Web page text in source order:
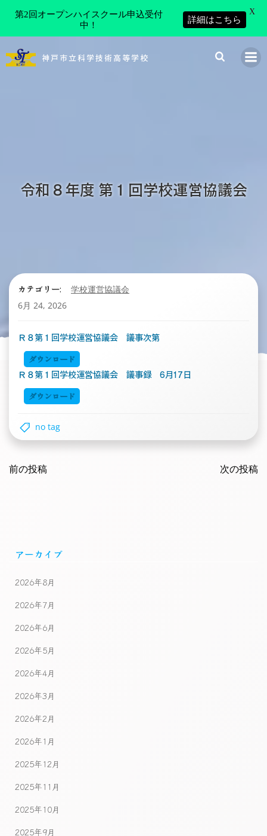
ン
神戸市立科学技術高等学校
令和８年度 第１回学校運営協議会
カテゴリー:
学校運営協議会
6月 24, 2026
Ｒ８第１回学校運営協議会 議事次第
ダウンロード
Ｒ８第１回学校運営協議会 議事録 6月17日
ダウンロード
no tag
navigation
前の投稿 次の投稿
アーカイブ
2026年8月
2026年7月
2026年6月
2026年5月
2026年4月
2026年3月
2026年2月
2026年1月
2025年12月
2025年11月
2025年10月
2025年9月
第2回オープンハイスクール申込受付
中！
詳細はこちら
X